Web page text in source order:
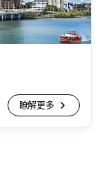
瞭解更多